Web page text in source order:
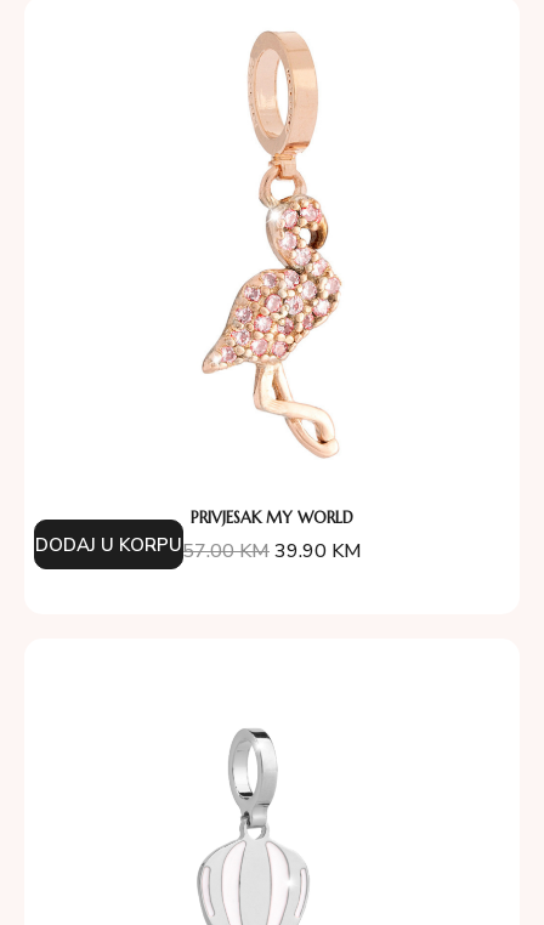
PRIVJESAK MY WORLD
57.00KM39.90 KM
DODAJ U KORPU